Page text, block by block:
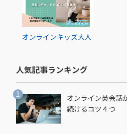
オンラインキッズ大人
人気記事ランキング​
オンライン英会話
続けるコツ４つ